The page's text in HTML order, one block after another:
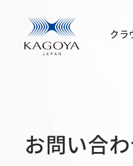
お問い合
クラ